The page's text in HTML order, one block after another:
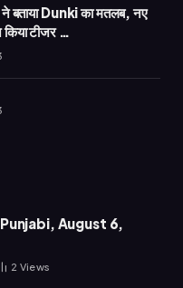
Dunki का मतलब, नए
किया टीजर …
August 6,
2 Views